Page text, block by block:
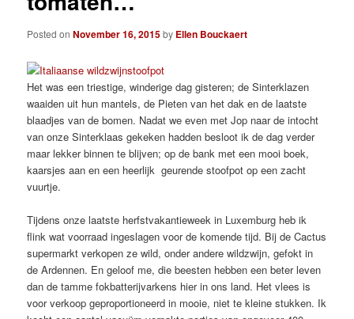
Posted onNovember 16, 2015by Ellen Bouckaert
Het was een triestige, winderige dag gisteren; de Sinterklazen
waaiden uit hun mantels, de Pieten van het dak en de laatste
blaadjes van de bomen. Nadat we even met Jop naar de intocht
van onze Sinterklaas gekeken hadden besloot ik de dag verder
maar lekker binnen te blijven; op de bank met een mooi boek,
kaarsjes aan en een heerlijk geurende stoofpot op een zacht
vuurtje.
Tijdens onze laatste herfstvakantieweek in Luxemburg heb ik
flink wat voorraad ingeslagen voor de komende tijd. Bij de Cactus
supermarkt verkopen ze wild, onder andere wildzwijn, gefokt in
de Ardennen. En geloof me, die beesten hebben een beter leven
dan de tamme fokbatterijvarkens hier in ons land. Het vlees is
voor verkoop geproportioneerd in mooie, niet te kleine stukken. Ik